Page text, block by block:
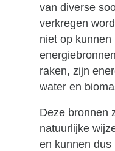
van diverse
verkregen
niet op kunnen
raken, zijn
water en
Deze bronnen
natuurlijke
en kunnen dus